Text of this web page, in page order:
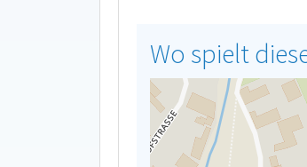
Wo spielt